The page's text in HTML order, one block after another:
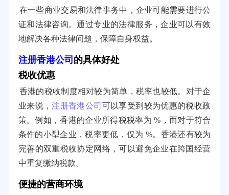
在一些商业交易和法律事务中，企业可能需要进行公
证和法律咨询。通过专业的法律服务，企业可以有效
地解决各种法律问题，保障自身权益。
注册香港公司 的具体好处
税收优惠
香港的税收制度相对较为简单，税率也较低。对于企
业来说，注册香港公司 可以享受到较为优惠的税收政
策。例如，香港的企业所得税税率为 %，而对于符合
条件的小型企业，税率更低，仅为 %。香港还有较为
完善的双重税收协定网络，可以避免企业在跨国经营
中重复缴纳税款。
便捷的营商环境